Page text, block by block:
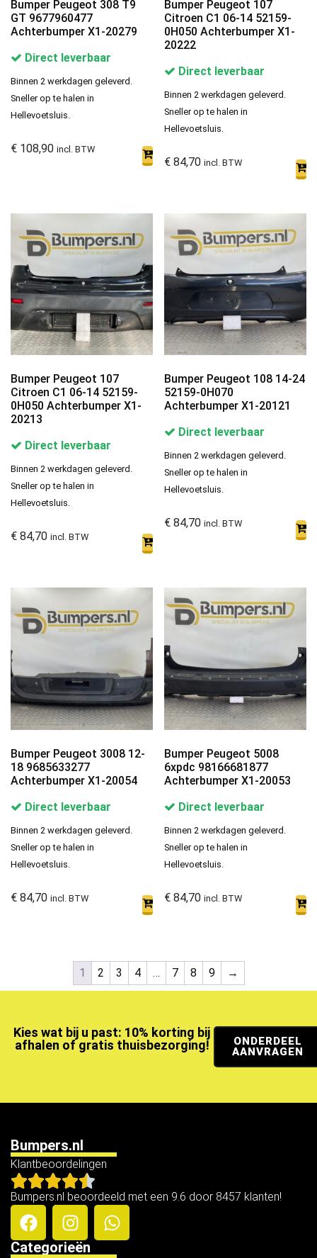
Bumper Peugeot 308 T9
GT 9677960477
Achterbumper X1-20279
Direct leverbaar
Binnen 2 werkdagen geleverd.
Sneller op te halen in
Hellevoetsluis.
€ 108,90 incl. BTW
Bumper Peugeot 107
Citroen C1 06-14 52159-
0H050 Achterbumper X1-
20222
Direct leverbaar
Binnen 2 werkdagen geleverd.
Sneller op te halen in
Hellevoetsluis.
€ 84,70 incl. BTW
Bumper Peugeot 107
Citroen C1 06-14 52159-
0H050 Achterbumper X1-
20213
Direct leverbaar
Binnen 2 werkdagen geleverd.
Sneller op te halen in
Hellevoetsluis.
€ 84,70 incl. BTW
Bumper Peugeot 108 14-24
52159-0H070
Achterbumper X1-20121
Direct leverbaar
Binnen 2 werkdagen geleverd.
Sneller op te halen in
Hellevoetsluis.
€ 84,70 incl. BTW
Bumper Peugeot 3008 12-
18 9685633277
Achterbumper X1-20054
Direct leverbaar
Binnen 2 werkdagen geleverd.
Sneller op te halen in
Hellevoetsluis.
€ 84,70 incl. BTW
Bumper Peugeot 5008
6xpdc 98166681877
Achterbumper X1-20053
Direct leverbaar
Binnen 2 werkdagen geleverd.
Sneller op te halen in
Hellevoetsluis.
€ 84,70 incl. BTW
1 2 3 4 … 7 8 9 →
Kies wat bij u past: 10% korting bij
afhalen of gratis thuisbezorging!
ONDERDEEL
AANVRAGEN
Bumpers.nl
Klantbeoordelingen
Bumpers.nl beoordeeld met een 9.6 door 8457 klanten!
Categorieën